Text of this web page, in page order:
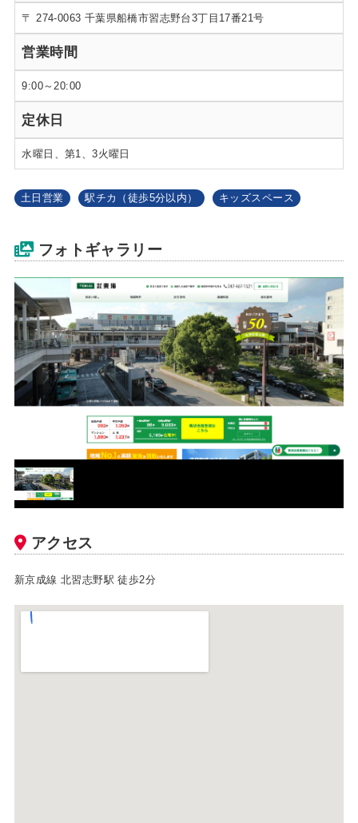
〒 274-0063 千葉県船橋市習志野台3丁目17番21号
営業時間
9:00～20:00
定休日
水曜日、第1、3火曜日
土日営業 駅チカ（徒歩5分以内） キッズスペース
フォトギャラリー
アクセス
新京成線 北習志野駅 徒歩2分